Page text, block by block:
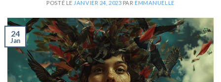
POSTÉ LE JANVIER 24, 2023 PAR EMMANUELLE
24
Jan